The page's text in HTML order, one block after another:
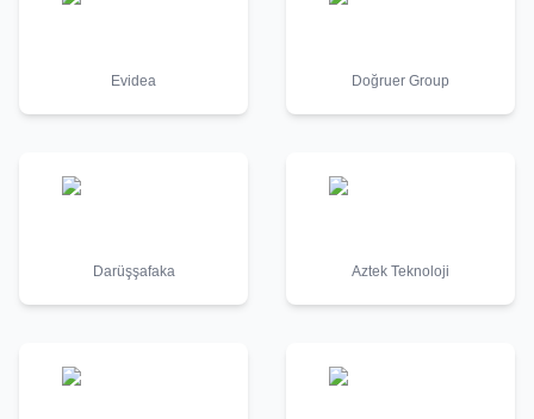
Evidea Doğruer Group
Darüşşafaka Aztek Teknoloji